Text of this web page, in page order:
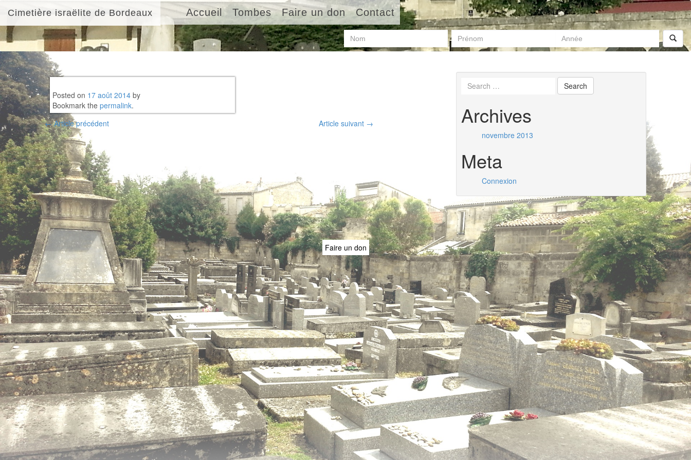
Cimetière israëlite de Bordeaux Accueil Tombes Faire un don Contact
Posted on 17 août 2014 by
Bookmark the permalink.
Post
navigation
←Article précédent Article suivant → Archives
novembre 2013
Meta
Connexion
Faire un don